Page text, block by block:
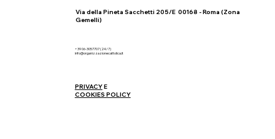
PRIVACYE
COOKIES POLICY
+39 06-3057707 (24/7)
info@organizzazionecattolica.it
Via della Pineta Sacchetti 205/E 00168 - Roma (Zona
Gemelli)